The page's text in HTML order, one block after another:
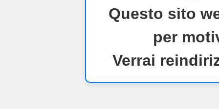
Questo sito
per
Verrai